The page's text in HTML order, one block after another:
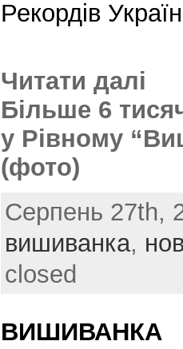
Рекордів
Читати далі
Більше 6
у Рівному
(фото)
Серпень 27th,
вишиванка,
closed
ВИШИВАНКА